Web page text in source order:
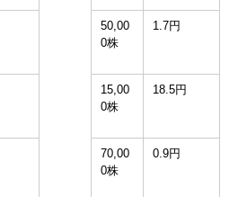
50,00
0株
1.7円
15,00
0株
18.5円
70,00
0株
0.9円